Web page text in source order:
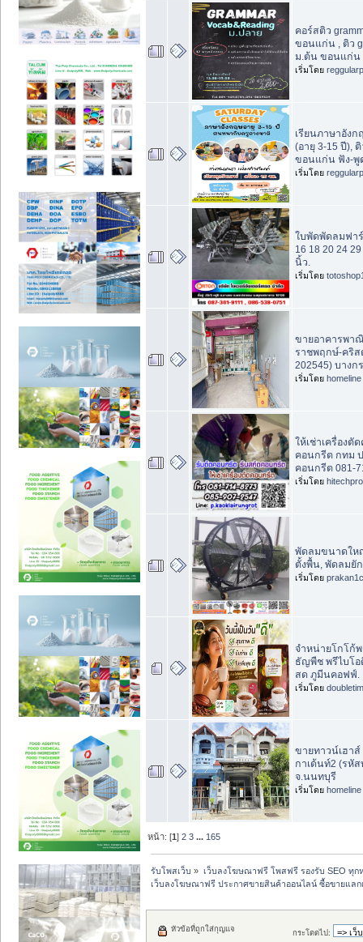
คอร์สติว
ขอนแก่น , ติว
ม.ต้น ขอนแก่น
เริ่มโดย
เรียนภาษาอัง
(อายุ 3-15 ปี),
ขอนแก่น ฟัง-พู
เริ่มโดย
ใบพัดพัดลมฟา
16 18 20 24
นิ้ว.
เริ่มโดย
ขายอาคารพา
ราชพฤกษ์-คริ
202545) บาง
เริ่มโดย homeline
ให้เช่าเครื่องตั
คอนกรีต กทม
คอนกรีต 081-
เริ่มโดย
พัดลมขนาดใ
ตั้งพื้น, พัดลมยั
เริ่มโดย prakan1c
จำหน่ายโกโก้
ธัญพืช พรีไบโ
สด ภูมีนคอฟฟ์.
เริ่มโดย
ขายทาวน์เฮา
กาเด้นท์2 (รหั
จ.นนทบุรี
เริ่มโดย homeline
หน้า: [1]2 3 ... 165
รับโพสเว็บ » เว็บลงโฆษณาฟรี โพสฟรี รองรับ SEO ทุก
เว็บลงโฆษณาฟรี ประกาศขายสินค้าออนไลน์ ซื้อขายแล
กระโดดไป:
หัวข้อที่ถูกใส่กุญแจ